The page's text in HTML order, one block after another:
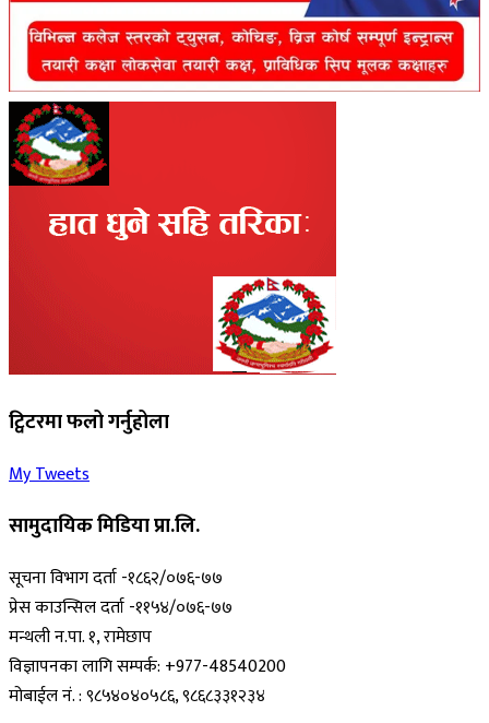
ट्विटरमा फलो गर्नुहोला
My Tweets
सामुदायिक मिडिया प्रा.लि.
सूचना विभाग दर्ता -१८६२/०७६-७७
प्रेस काउन्सिल दर्ता -११५४/०७६-७७
मन्थली न.पा. १, रामेछाप
विज्ञापनका लागि सम्पर्क: +977-48540200
मोबाईल नं. : ९८५४०४०५८६, ९८६८३३१२३४